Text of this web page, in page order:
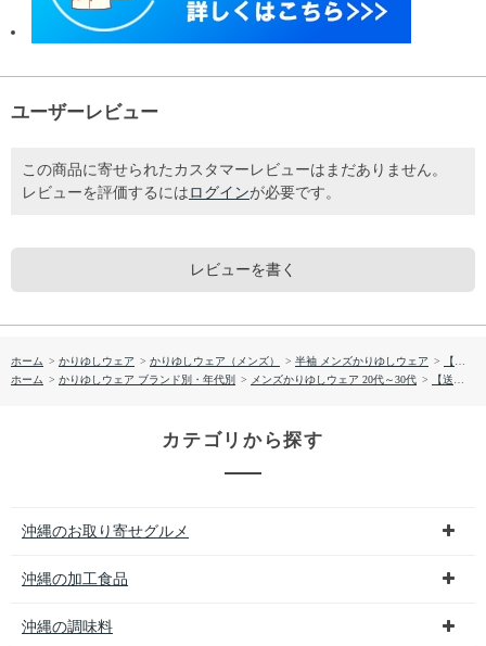
ユーザーレビュー
この商品に寄せられたカスタマーレビューはまだありません。
レビューを評価するには ログインが必要です。
レビューを書く
ホーム > かりゆしウェア > かりゆしウェア（メンズ） > 半袖 メンズかりゆしウェア >
【送料無料】サマータイム柄かりゆしウェアFEM05013S
ホーム > かりゆしウェア ブランド別・年代別 > メンズかりゆしウェア 20代～30代 > 【送料無料】サマータイム柄かりゆしウェアFEM05013S
カテゴリから探す
沖縄のお取り寄せグルメ
沖縄の加工食品
沖縄の調味料